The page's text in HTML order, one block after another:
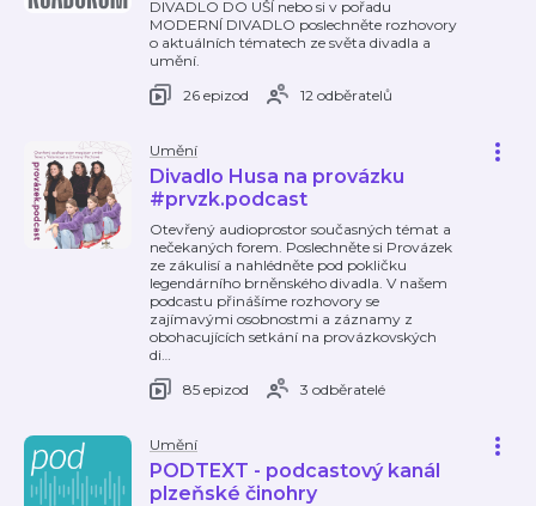
DIVADLO DO UŠÍ nebo si v pořadu
MODERNÍ DIVADLO poslechněte rozhovory
o aktuálních tématech ze světa divadla a
umění.
26 epizod
12 odběratelů
Umění
Divadlo Husa na provázku
#prvzk.podcast
Otevřený audioprostor současných témat a
nečekaných forem. Poslechněte si Provázek
ze zákulisí a nahlédněte pod pokličku
legendárního brněnského divadla. V našem
podcastu přinášíme rozhovory se
zajímavými osobnostmi a záznamy z
obohacujících setkání na provázkovských
di…
85 epizod
3 odběratelé
Umění
PODTEXT - podcastový kanál
plzeňské činohry